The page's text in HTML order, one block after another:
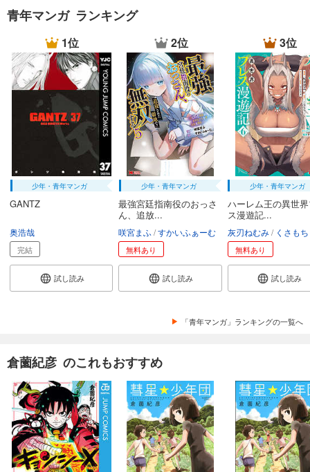
青年マンガ ランキング
1位
少年・青年マンガ
GANTZ
奥浩哉
完結
試し読み
2位
少年・青年マンガ
最強宮廷指南役のおっさ
ん、追放...
咲宮まふ すかいふぁーむ
無料あり
試し読み
3位
少年・青年マンガ
ハーレム王の異世
ス漫遊記...
灰刃ねむみ くさもち
無料あり
試し読み
「青年マンガ」ランキングの一覧へ
倉薗紀彦 のこれもおすすめ